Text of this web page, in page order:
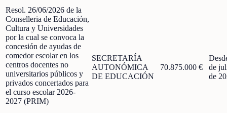
Resol. 26/06/2026 de la
Conselleria de Educación,
Cultura y Universidades
por la cual se convoca la
concesión de ayudas de
comedor escolar en los
centros docentes no
universitarios públicos y
privados concertados para
el curso escolar 2026-
2027 (PRIM)
SECRETARÍA
AUTONÓMICA
DE EDUCACIÓN
70.875.000 €
de
de